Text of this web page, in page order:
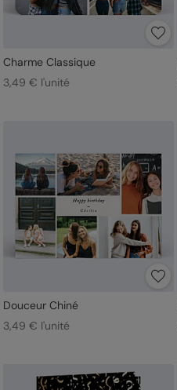
Charme Classique
3,49 € l'unité
Douceur Chiné
3,49 € l'unité